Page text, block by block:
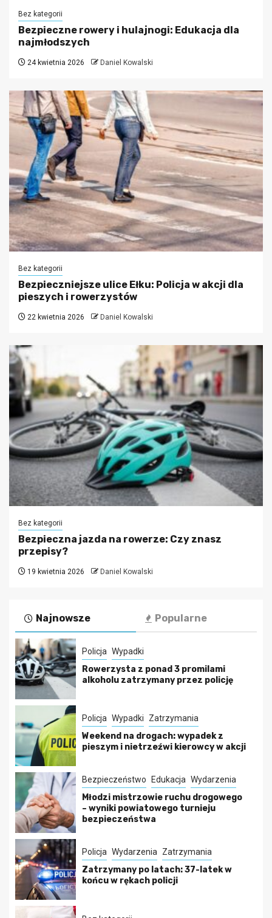
Bez kategorii
Bezpieczne rowery i hulajnogi: Edukacja dla
najmłodszych
24 kwietnia 2026 Daniel Kowalski
Bez kategorii
Bezpieczniejsze ulice Ełku: Policja w akcji dla
pieszych i rowerzystów
22 kwietnia 2026 Daniel Kowalski
Bez kategorii
Bezpieczna jazda na rowerze: Czy znasz
przepisy?
19 kwietnia 2026 Daniel Kowalski
Najnowsze Popularne
Policja Wypadki
Rowerzysta z ponad 3 promilami
alkoholu zatrzymany przez policję
Policja Wypadki Zatrzymania
Weekend na drogach: wypadek z
pieszym i nietrzeźwi kierowcy w akcji
Bezpieczeństwo Edukacja Wydarzenia
Młodzi mistrzowie ruchu drogowego
– wyniki powiatowego turnieju
bezpieczeństwa
Policja Wydarzenia Zatrzymania
Zatrzymany po latach: 37-latek w
końcu w rękach policji